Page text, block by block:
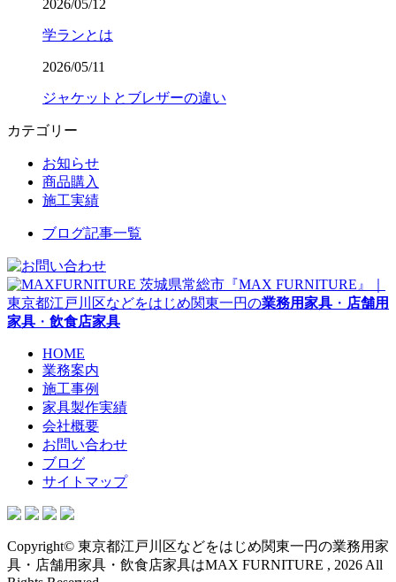
2026/05/12
学ランとは
2026/05/11
ジャケットとブレザーの違い
カテゴリー
お知らせ
商品購入
施工実績
ブログ記事一覧
茨城県常総市『MAX FURNITURE』｜
東京都江戸川区などをはじめ関東一円の業務用家具 ・ 店舗用
家具 ・ 飲食店家具
HOME
業務案内
施工事例
家具製作実績
会社概要
お問い合わせ
ブログ
サイトマップ
Copyright© 東京都江戸川区などをはじめ関東一円の業務用家
具・店舗用家具・飲食店家具はMAX FURNITURE , 2026 All